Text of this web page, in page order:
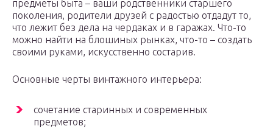
предметы быта – ваши родственники старшего
поколения, родители друзей с радостью отдадут то,
что лежит без дела на чердаках и в гаражах. Что-то
можно найти на блошиных рынках, что-то – создать
своими руками, искусственно состарив.
Основные черты винтажного интерьера:
сочетание старинных и современных
предметов;